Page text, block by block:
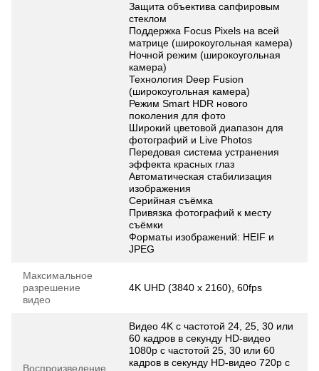
Защита объектива сапфировым
стеклом
Поддержка Focus Pixels на всей
матрице (широкоугольная камера)
Ночной режим (широкоугольная
камера)
Технология Deep Fusion
(широкоугольная камера)
Режим Smart HDR нового
поколения для фото
Широкий цветовой диапазон для
фотографий и Live Photos
Передовая система устранения
эффекта красных глаз
Автоматическая стабилизация
изображения
Серийная съёмка
Привязка фотографий к месту
съёмки
Форматы изображений: HEIF и
JPEG
Максимальное
разрешение
видео
4K UHD (3840 x 2160), 60fps
Воспроизведение
Видео 4K с частотой 24, 25, 30 или
60 кадров в секунду HD-видео
1080p с частотой 25, 30 или 60
кадров в секунду HD‑видео 720p с